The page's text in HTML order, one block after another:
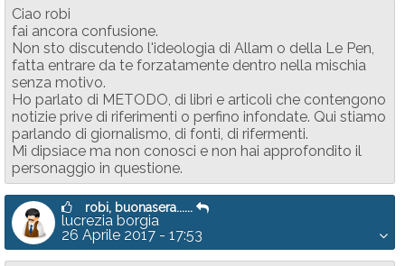
Ciao robi
fai ancora confusione.
Non sto discutendo l'ideologia di Allam o della Le Pen,
fatta entrare da te forzatamente dentro nella mischia
senza motivo.
Ho parlato di METODO, di libri e articoli che contengono
notizie prive di riferimenti o perfino infondate. Qui stiamo
parlando di giornalismo, di fonti, di rifermenti.
Mi dipsiace ma non conosci e non hai approfondito il
personaggio in questione.
robi, buonasera......
lucrezia borgia
26 Aprile 2017 - 17:53